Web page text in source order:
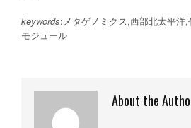
keywords:メタゲノミクス,西部北太平洋
モジュール
About the